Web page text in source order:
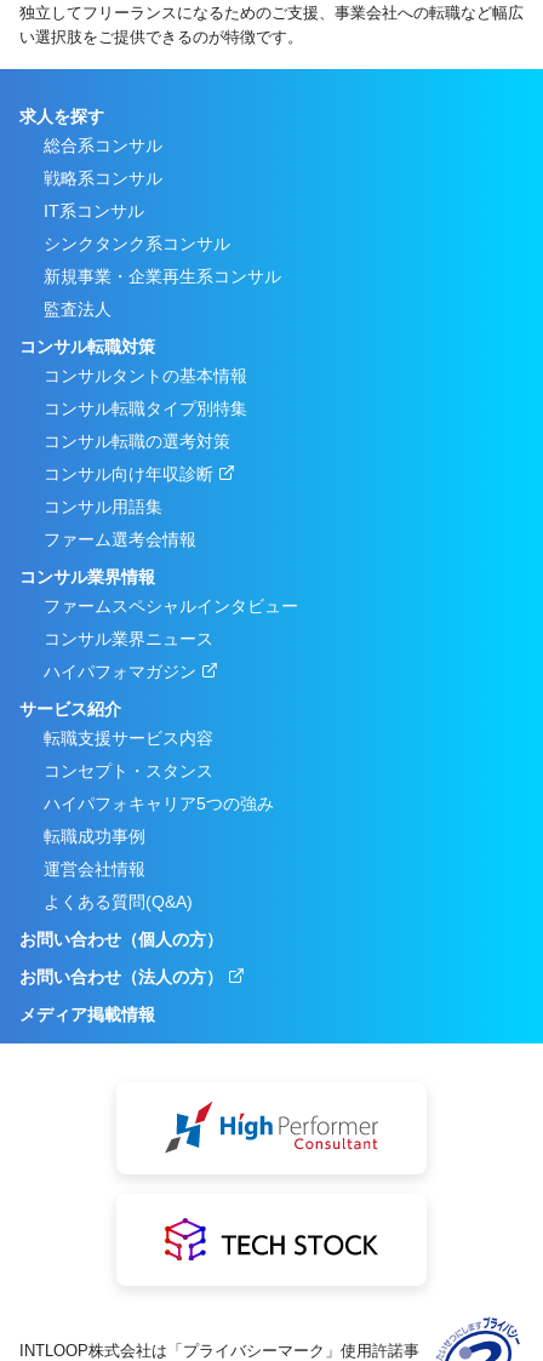
独立してフリーランスになるためのご支援、事業会社への転職など幅広
い選択肢をご提供できるのが特徴です。
求人を探す
総合系コンサル
戦略系コンサル
IT系コンサル
シンクタンク系コンサル
新規事業・企業再生系コンサル
監査法人
コンサル転職対策
コンサルタントの基本情報
コンサル転職タイプ別特集
コンサル転職の選考対策
コンサル向け年収診断
コンサル用語集
ファーム選考会情報
コンサル業界情報
ファームスペシャルインタビュー
コンサル業界ニュース
ハイパフォマガジン
サービス紹介
転職支援サービス内容
コンセプト・スタンス
ハイパフォキャリア5つの強み
転職成功事例
運営会社情報
よくある質問(Q&A)
お問い合わせ（個人の方）
お問い合わせ（法人の方）
メディア掲載情報
INTLOOP株式会社は「プライバシーマーク」使用許諾事